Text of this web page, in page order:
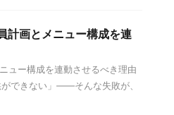
計画とメニュー構成を連
ュー構成を連動させるべき理由
ができない」——そんな失敗が、